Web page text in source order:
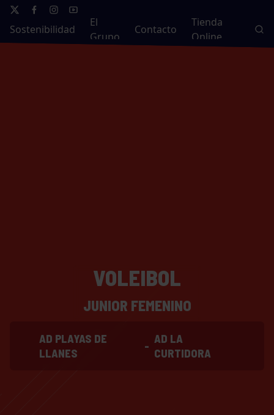
Sostenibilidad
El
Grupo
Contacto
Tienda
Online
VOLEIBOL
JUNIOR FEMENINO
AD PLAYAS DE
LLANES
-
AD LA
CURTIDORA